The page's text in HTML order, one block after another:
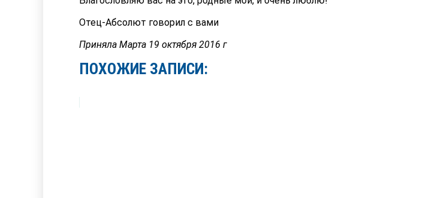
Отец-Абсолют говорил с вами
Приняла Марта 19 октября 2016 г
ПОХОЖИЕ ЗАПИСИ: